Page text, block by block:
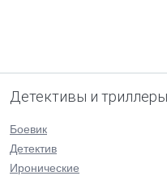
Детективы и триллеры
Боевик
Детектив
Иронические